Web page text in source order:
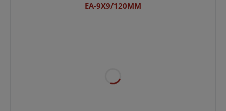
EA-9X9/120MM